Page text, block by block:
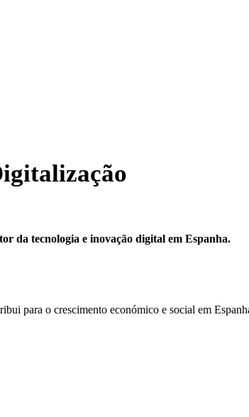
da tecnologia e inovação digital em Espanha.
para o crescimento económico e social em